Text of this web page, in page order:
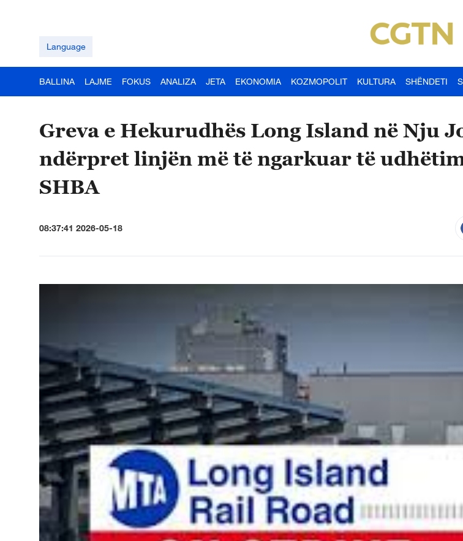
Language
BALLINA LAJME FOKUS ANALIZA JETA EKONOMIA KOZMOPOLIT KULTURA SHËNDETI
Greva e Hekurudhës Long Island në Nju
ndërpret linjën më të ngarkuar të
SHBA
08:37:41 2026-05-18